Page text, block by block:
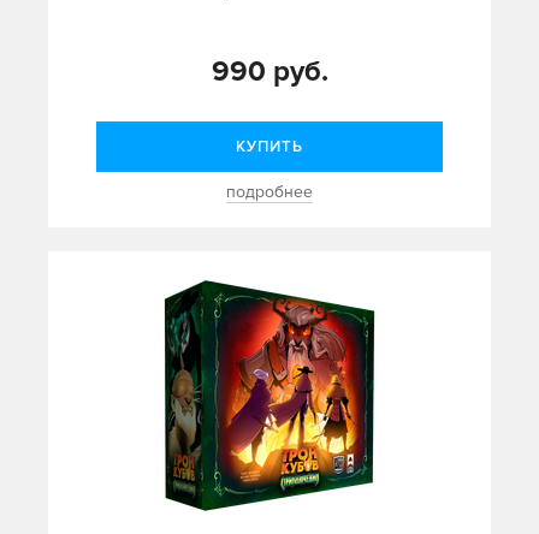
990 руб.
КУПИТЬ
подробнее